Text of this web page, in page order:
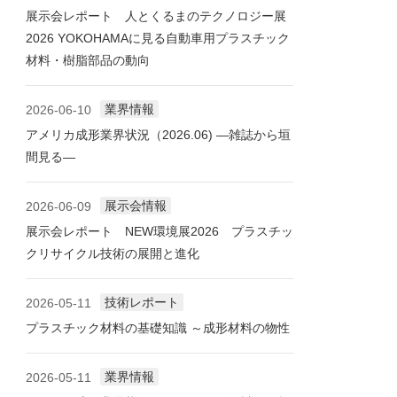
展示会レポート 人とくるまのテクノロジー展
2026 YOKOHAMAに見る自動車用プラスチック
材料・樹脂部品の動向
2026-06-10
業界情報
アメリカ成形業界状況（2026.06) ―雑誌から垣
間見る―
2026-06-09
展示会情報
展示会レポート NEW環境展2026 プラスチッ
クリサイクル技術の展開と進化
2026-05-11
技術レポート
プラスチック材料の基礎知識 ～成形材料の物性
2026-05-11
業界情報